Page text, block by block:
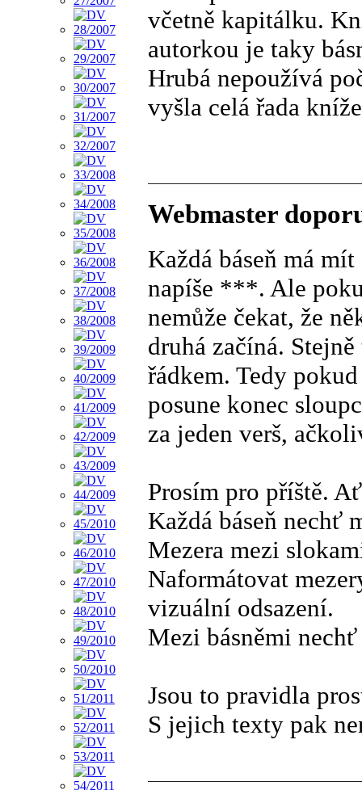
včetně kapitálku.
autorkou je taky
Hrubá nepoužívá
vyšla celá řada
Webmaster
Každá báseň má
napíše ***. Ale
nemůže čekat, že
druhá začíná.
řádkem. Tedy
posune konec
za jeden verš,
Prosím pro příště.
Každá báseň nechť
Mezera mezi
Naformátovat
vizuální odsazení.
Mezi básněmi
Jsou to pravidla
S jejich texty pak